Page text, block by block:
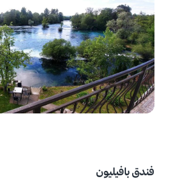
فندق بافيليون